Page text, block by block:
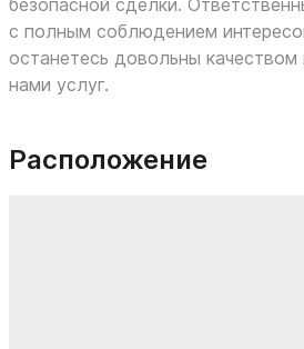
безопасной сделки.
с полным соблюдением
останетесь довольны
нами услуг.
Расположение